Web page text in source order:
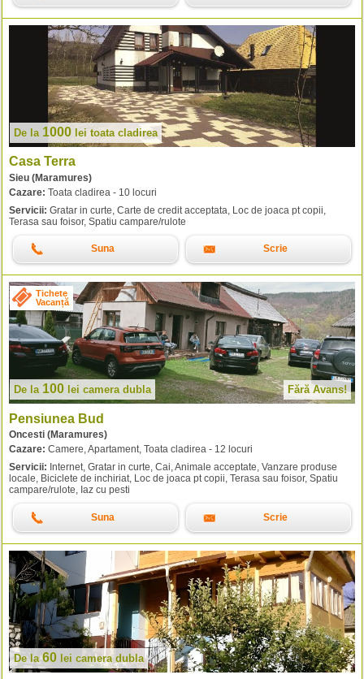
De la 1000 lei toata cladirea
Casa Terra
Sieu (Maramures)
Cazare: Toata cladirea - 10 locuri
Servicii: Gratar in curte, Carte de credit acceptata, Loc de joaca pt copii,
Terasa sau foisor, Spatiu campare/rulote
Suna Scrie
Tichete
Vacanță
De la 100 lei camera dubla Fără Avans!
Pensiunea Bud
Oncesti (Maramures)
Cazare: Camere, Apartament, Toata cladirea - 12 locuri
Servicii: Internet, Gratar in curte, Cai, Animale acceptate, Vanzare produse
locale, Biciclete de inchiriat, Loc de joaca pt copii, Terasa sau foisor, Spatiu
campare/rulote, Iaz cu pesti
Suna Scrie
De la60 lei camera dubla